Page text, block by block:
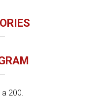
200.